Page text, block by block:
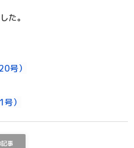
た。
号）
）
事